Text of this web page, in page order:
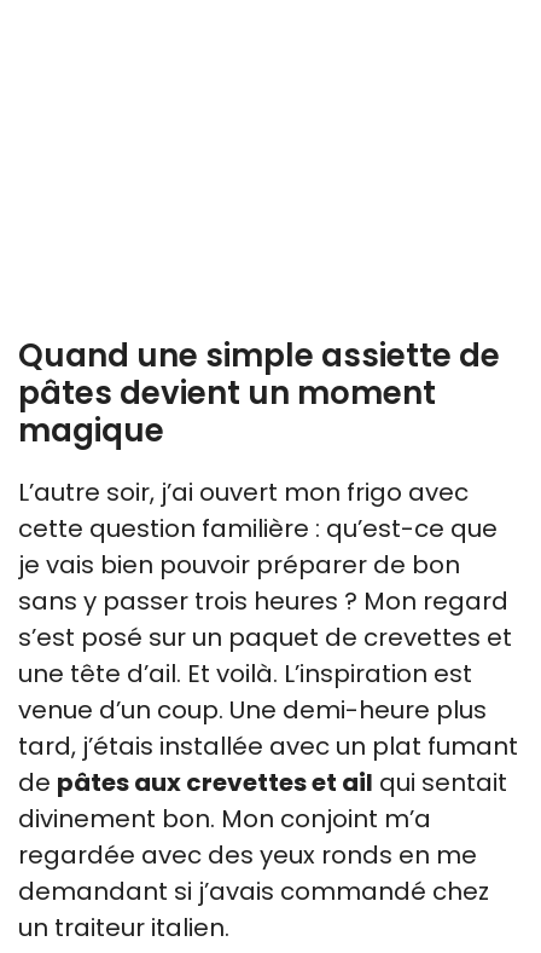
Quand une simple assiette de
pâtes devient un moment
magique
L’autre soir, j’ai ouvert mon frigo avec
cette question familière : qu’est-ce que
je vais bien pouvoir préparer de bon
sans y passer trois heures ? Mon regard
s’est posé sur un paquet de crevettes et
une tête d’ail. Et voilà. L’inspiration est
venue d’un coup. Une demi-heure plus
tard, j’étais installée avec un plat fumant
de pâtes aux crevettes et ail qui sentait
divinement bon. Mon conjoint m’a
regardée avec des yeux ronds en me
demandant si j’avais commandé chez
un traiteur italien.